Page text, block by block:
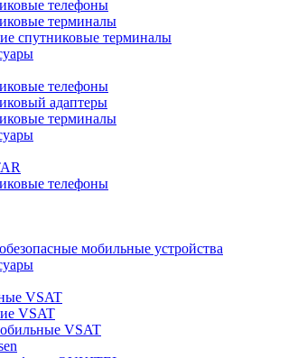
телефоны
терминалы
спутниковые терминалы
телефоны
адаптеры
терминалы
телефоны
мобильные устройства
VSAT
VSAT
VSAT